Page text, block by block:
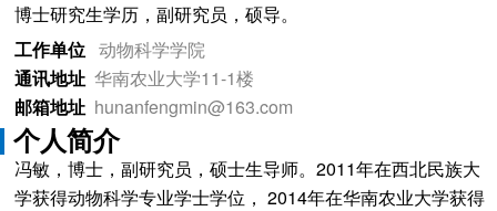
博士研究生学历，副研究员，硕导。
工作单位 动物科学学院
通讯地址 华南农业大学11-1楼
邮箱地址 hunanfengmin@163.com
个人简介
冯敏，博士，副研究员，硕士生导师。2011年在西北民族大
学获得动物科学专业学士学位， 2014年在华南农业大学获得